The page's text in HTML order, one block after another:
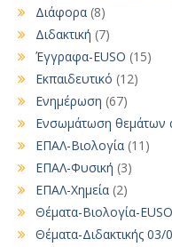
Διάφορα (8)
Διδακτική (7)
Έγγραφα-EUSO (15)
Εκπαιδευτικό (12)
Ενημέρωση (67)
Ενσωμάτωση θεμάτων
ΕΠΑΛ-Βιολογία (11)
ΕΠΑΛ-Φυσική (3)
ΕΠΑΛ-Χημεία (2)
Θέματα-Βιολογία-EUSO
Θέματα-Διδακτικής 03/